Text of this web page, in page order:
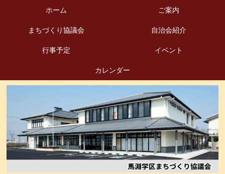
ホーム ご案内
まちづくり協議会 自治会紹介
行事予定 イベント
カレンダー